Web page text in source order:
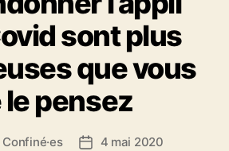
o
r
i
e
sont plus
que vous
le pensez
Confiné·es
D 4 mai 2020